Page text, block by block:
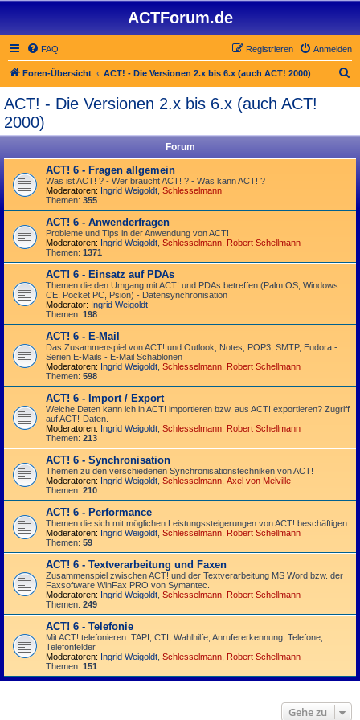
ACTForum.de
FAQ Anmelden
Registrieren
Foren-Übersicht ACT! - Die Versionen 2.x bis 6.x (auch ACT! 2000)
ACT! - Die Versionen 2.x bis 6.x (auch ACT!
2000)
Forum
ACT! 6 - Fragen allgemein
Was ist ACT! ? - Wer braucht ACT! ? - Was kann ACT! ?
Moderatoren: Ingrid Weigoldt Schlesselmann
Themen: 355
ACT! 6 - Anwender­fragen
Probleme und Tips in der Anwendung von ACT!
Moderatoren: Ingrid Weigoldt Schlesselmann Robert Schellmann
Themen: 1371
ACT! 6 - Einsatz auf PDAs
Themen die den Umgang mit ACT! und PDAs betreffen (Palm OS, Windows
CE, Pocket PC, Psion) - Datensynchronisation
Moderator: Ingrid Weigoldt
Themen: 198
ACT! 6 - E-Mail
Das Zusammen­spiel von ACT! und Outlook, Notes, POP3, SMTP, Eudora -
Serien E-Mails - E-Mail Schablonen
Moderatoren: Ingrid Weigoldt Schlesselmann Robert Schellmann
Themen: 598
ACT! 6 - Import / Export
Welche Daten kann ich in ACT! importieren bzw. aus ACT! exportieren? Zugriff
auf ACT!-Daten.
Moderatoren: Ingrid Weigoldt Schlesselmann Robert Schellmann
Themen: 213
ACT! 6 - Synchro­nisation
Themen zu den verschiedenen Synchro­nisations­­techniken von ACT!
Moderatoren: Ingrid Weigoldt Schlesselmann Axel von Melville
Themen: 210
ACT! 6 - Performance
Themen die sich mit möglichen Leistungssteigerungen von ACT! beschäftigen
Moderatoren: Ingrid Weigoldt Schlesselmann Robert Schellmann
Themen: 59
ACT! 6 - Textverarbeitung und Faxen
Zusammenspiel zwischen ACT! und der Textverarbeitung MS Word bzw. der
Faxsoftware WinFax PRO von Symantec.
Moderatoren: Ingrid Weigoldt Schlesselmann Robert Schellmann
Themen: 249
ACT! 6 - Telefonie
Mit ACT! telefonieren: TAPI, CTI, Wahlhilfe, Anrufererkennung, Telefone,
Telefonfelder
Moderatoren: Ingrid Weigoldt Schlesselmann Robert Schellmann
Themen: 151
Gehe zu